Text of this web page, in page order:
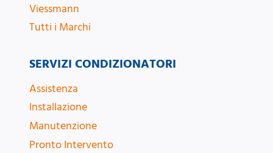
Viessmann
Tutti i Marchi
SERVIZI CONDIZIONATORI
Assistenza
Installazione
Manutenzione
Pronto Intervento